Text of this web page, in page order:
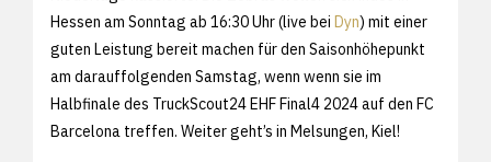
Hessen am Sonntag ab 16:30 Uhr (live bei Dyn) mit einer
guten Leistung bereit machen für den Saisonhöhepunkt
am darauffolgenden Samstag, wenn wenn sie im
Halbfinale des TruckScout24 EHF Final4 2024 auf den FC
Barcelona treffen. Weiter geht’s in Melsungen, Kiel!